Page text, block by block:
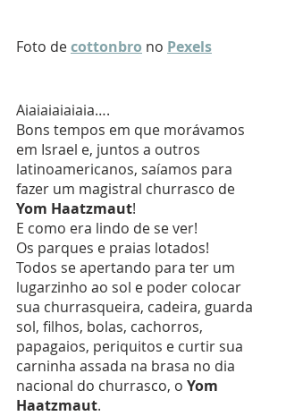
Foto de cottonbro no Pexels
Aiaiaiaiaiaia….
Bons tempos em que morávamos
em Israel e, juntos a outros
latinoamericanos, saíamos para
fazer um magistral churrasco de
Yom Haatzmaut!
E como era lindo de se ver!
Os parques e praias lotados!
Todos se apertando para ter um
lugarzinho ao sol e poder colocar
sua churrasqueira, cadeira, guarda
sol, filhos, bolas, cachorros,
papagaios, periquitos e curtir sua
carninha assada na brasa no dia
nacional do churrasco, o Yom
Haatzmaut.